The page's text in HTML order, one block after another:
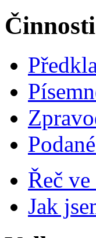
Činnosti
Řeč
Jak